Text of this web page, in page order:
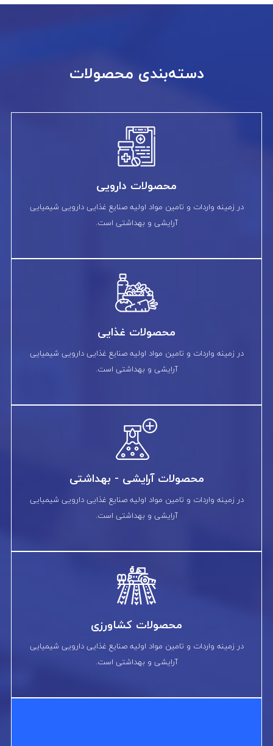
دسته‌بندی محصولات
محصولات دارویی
در زمینه واردات و تامین مواد اولیه صنایع غذایی دارویی شیمیایی
آرایشی و بهداشتی است.
محصولات غذایی
در زمینه واردات و تامین مواد اولیه صنایع غذایی دارویی شیمیایی
آرایشی و بهداشتی است.
محصولات آرایشی - بهداشتی
در زمینه واردات و تامین مواد اولیه صنایع غذایی دارویی شیمیایی
آرایشی و بهداشتی است.
محصولات کشاورزی
در زمینه واردات و تامین مواد اولیه صنایع غذایی دارویی شیمیایی
آرایشی و بهداشتی است.